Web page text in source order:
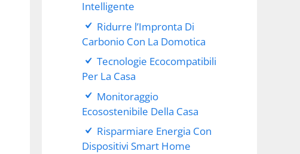
Intelligente
Ridurre l’Impronta Di
Carbonio Con La Domotica
Tecnologie Ecocompatibili
Per La Casa
Monitoraggio
Ecosostenibile Della Casa
Risparmiare Energia Con
Dispositivi Smart Home